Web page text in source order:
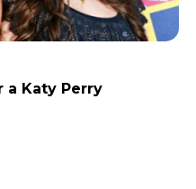
a Katy Perry